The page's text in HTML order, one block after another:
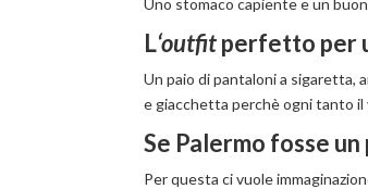
Uno stomaco capiente e un
L‘outfitperfetto per
Un paio di pantaloni a sigaretta,
e giacchetta perchè ogni tanto il
Se Palermo fosse
Per questa ci vuole